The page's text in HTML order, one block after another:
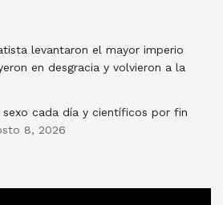
levantaron el mayor imperio
en desgracia y volvieron a la
sexo cada día y científicos por fin
8, 2026